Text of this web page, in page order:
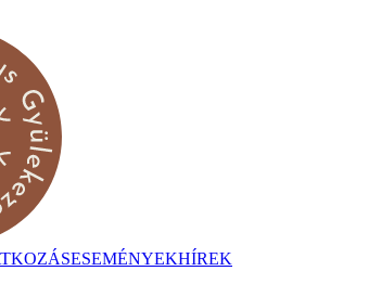
ESEMÉNYEKHÍREK